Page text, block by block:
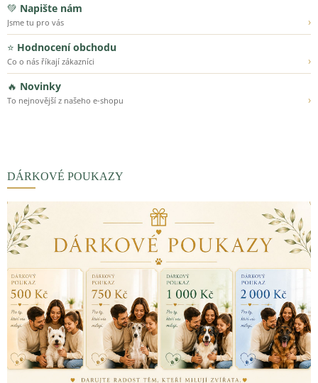
💚 Napište nám
Jsme tu pro vás
›
⭐ Hodnocení obchodu
Co o nás říkají zákazníci
›
🔥 Novinky
To nejnovější z našeho e-shopu ›
DÁRKOVÉ POUKAZY